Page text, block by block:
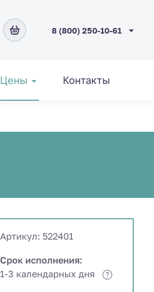
8 (800) 250-10-61
Цены Контакты
Артикул: 522401
Срок исполнения:
1-3 календарных дня